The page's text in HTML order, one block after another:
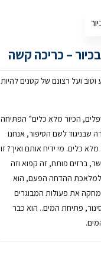
בכיור – כריכה קשה
וטוב ועל רצונם של קטנים להיות
הכיור מלא כלים” הפתיחה
שבניגוד לשם הסיפור, אנחנו
כלים. מי ידיח אותם ואיך? זו
ברזים פותח, זה קפוא וזה
למלאכת ההדחה הפעם, הוא
את פעולות המבוגרים
פתיחת המים.. הוא כבר